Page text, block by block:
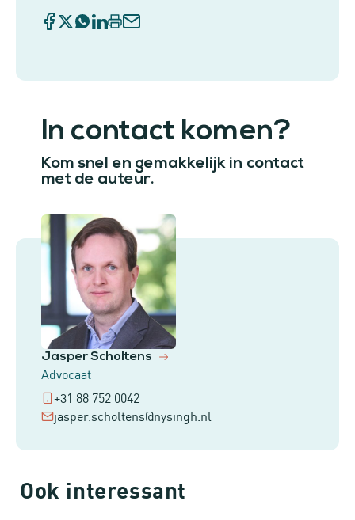
In contact komen?
Kom snel en gemakkelijk in contact
met de auteur.
Jasper Scholtens
Advocaat
+31 88 752 0042
jasper.scholtens@nysingh.nl
Ook interessant